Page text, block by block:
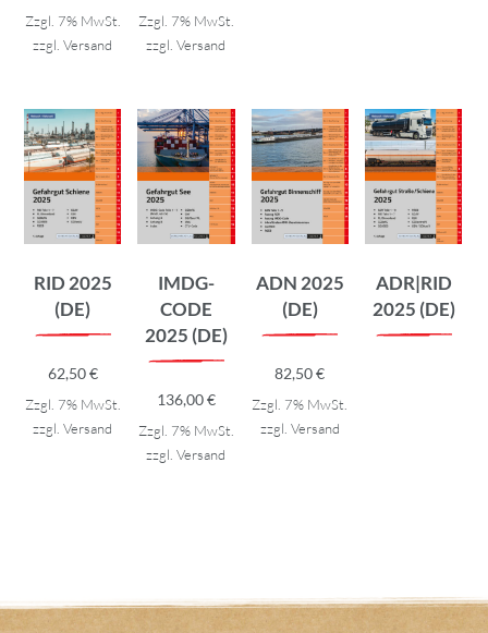
Zzgl. 7% MwSt.
zzgl.Versand
Zzgl. 7% MwSt.
zzgl.Versand
RID 2025
(DE)
62,50€
Zzgl. 7% MwSt.
zzgl.Versand
IMDG-
CODE
2025 (DE)
136,00€
Zzgl. 7% MwSt.
zzgl.Versand
ADN 2025
(DE)
82,50€
Zzgl. 7% MwSt.
zzgl. Versand
ADR|RID
2025 (DE)